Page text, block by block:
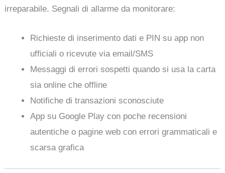
irreparabile. Segnali di allarme da monitorare:
Richieste di inserimento dati e PIN su app non
ufficiali o ricevute via email/SMS
Messaggi di errori sospetti quando si usa la carta
sia online che offline
Notifiche di transazioni sconosciute
App su Google Play con poche recensioni
autentiche o pagine web con errori grammaticali e
scarsa grafica